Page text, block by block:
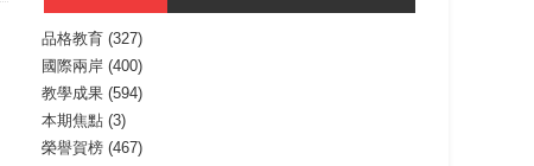
品格教育 (327)
國際兩岸 (400)
教學成果 (594)
本期焦點 (3)
榮譽賀榜 (467)